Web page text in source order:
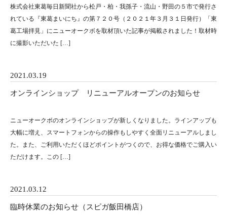
株式会社東葛毎日新聞社から松戸・柏・我孫子・流山・野田の５市で発行さ
れている『東葛まいにち』の第７２０号（２０２１年３月３１日発行）「東
葛工場拝見」にニューオークボを取材頂いた記事が掲載されました！取材時
に撮影いただいた […]
2021.03.19
オンラインショップ リニューアルオープンのお知らせ
ニューオークボのオンラインショップが新しくなりました。ラインアップも
大幅に増え、スマートフォンからの操作もしやすく全面リニューアルしまし
た。また、ご利用いただくほどポイントがつくので、お得な価格でご購入い
ただけます。この […]
2021.03.12
臨時休業のお知らせ（スピガ飯田橋店）